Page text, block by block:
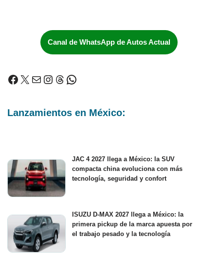
Canal de WhatsApp de Autos Actual
Lanzamientos en México:
JAC 4 2027 llega a México: la SUV
compacta china evoluciona con más
tecnología, seguridad y confort
ISUZU D-MAX 2027 llega a México: la
primera pickup de la marca apuesta por
el trabajo pesado y la tecnología